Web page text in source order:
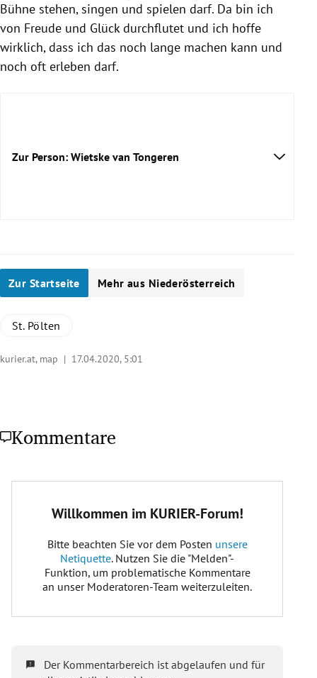
Bühne stehen, singen und spielen darf. Da bin ich
von Freude und Glück durchflutet und ich hoffe
wirklich, dass ich das noch lange machen kann und
noch oft erleben darf.
Zur Person: Wietske van Tongeren
Zur Startseite Mehr aus Niederösterreich
St. Pölten
kurier.at, map | 17.04.2020, 5:01
Kommentare